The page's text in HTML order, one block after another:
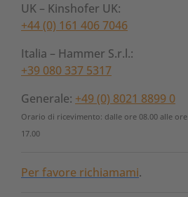
UK – Kinshofer UK:
+44 (0) 161 406 7046
Italia – Hammer S.r.l.:
+39 080 337 5317
Generale: +49 (0) 8021 8899 0
Orario di ricevimento: dalle ore 08.00 alle ore
17.00
Per favore richiamami.